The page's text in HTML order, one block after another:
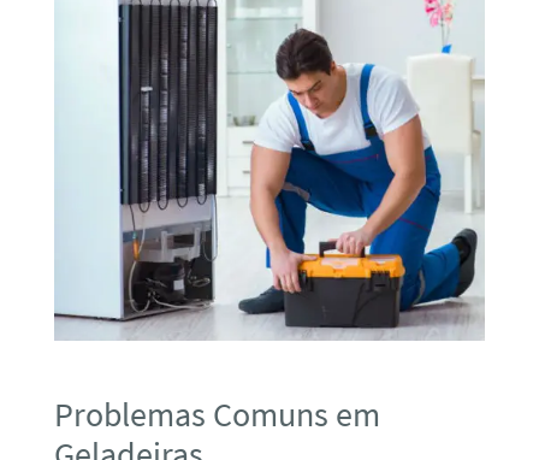
Problemas Comuns em